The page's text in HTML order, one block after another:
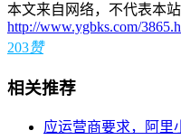
本文来自网络，不代表本
http://www.ygbks.com/
203赞
相关推荐
应运营商要求，阿里